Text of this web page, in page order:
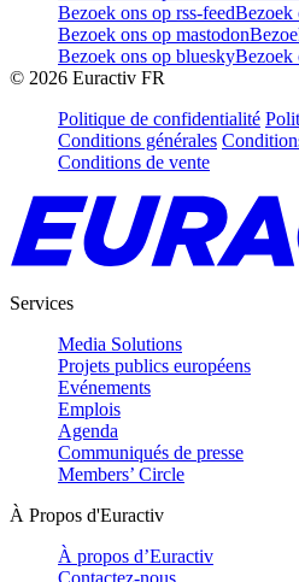
Bezoek ons op rss-feedBezoek
Bezoek ons op mastodon
Bezoek ons op blueskyBezoek
© 2026 Euractiv FR
Politique de confidentialité
Conditions générales
Conditions de vente
Services
Media Solutions
Projets publics européens
Evénements
Emplois
Agenda
Communiqués de presse
Members’ Circle
À Propos d'Euractiv
À propos d’Euractiv
Contactez-nous